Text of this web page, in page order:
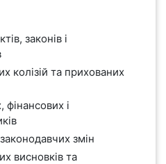
законів і
колізій та прихованих
фінансових і
змін
висновків та